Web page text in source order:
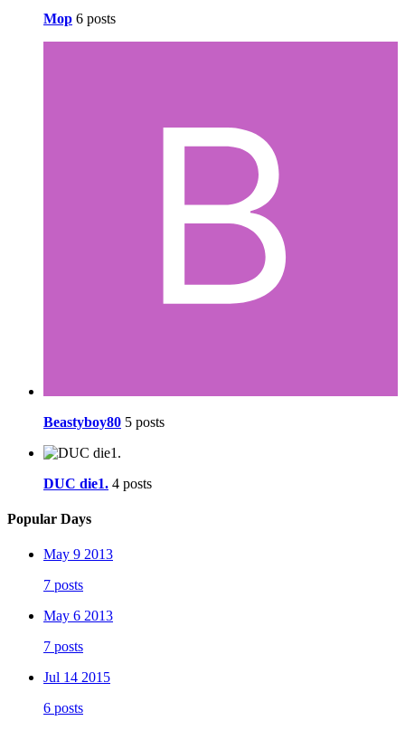
Mop 6 posts
Beastyboy80 5 posts
DUC die1. 4 posts
Popular Days
May 9 2013
7 posts
May 6 2013
7 posts
Jul 14 2015
6 posts